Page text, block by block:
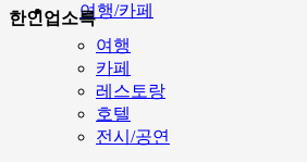
여행/카페
여행
카페
레스토랑
호텔
전시/공연
한인업소록